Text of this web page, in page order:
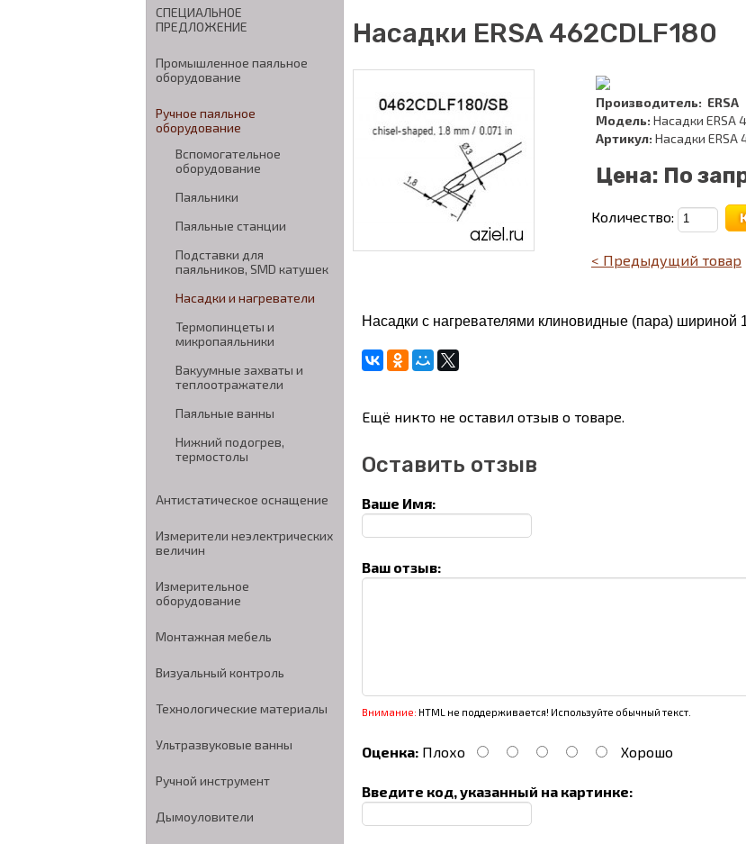
СПЕЦИАЛЬНОЕ
ПРЕДЛОЖЕНИЕ
Промышленное паяльное
оборудование
Ручное паяльное
оборудование
Вспомогательное
оборудование
Паяльники
Паяльные станции
Подставки для
паяльников, SMD катушек
Насадки и нагреватели
Термопинцеты и
микропаяльники
Вакуумные захваты и
теплоотражатели
Паяльные ванны
Нижний подогрев,
термостолы
Антистатическое оснащение
Измерители неэлектрических
величин
Измерительное
оборудование
Монтажная мебель
Визуальный контроль
Технологические материалы
Ультразвуковые ванны
Ручной инструмент
Дымоуловители
Насадки ERSA 462CDLF180
Производитель: ERSA
Модель: Насадки ERSA
Артикул: Насадки ERSA
Цена: По
Количество:
< Предыдущий товар
Насадки с нагревателями клиновидные (пара) шириной
Ещё никто не оставил отзыв о товаре.
Оставить отзыв
Ваше Имя:
Ваш отзыв:
Внимание: HTML не поддерживается! Используйте обычный текст.
Оценка: Плохо Хорошо
Введите код, указанный на картинке: